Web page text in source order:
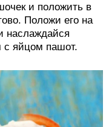
и положить в
Положи его на
наслаждайся
с яйцом пашот.